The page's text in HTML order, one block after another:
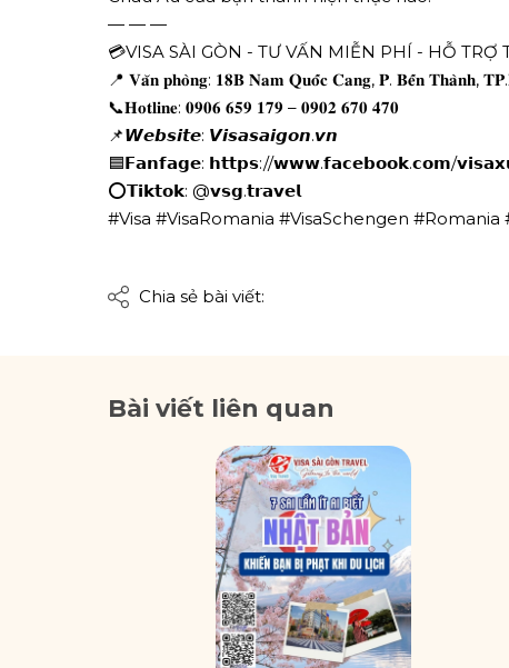
— — —
💳VISA SÀI GÒN - TƯ VẤN MIỄN PHÍ - HỖ TRỢ
📍 𝐕𝐚̆𝐧 𝐩𝐡𝐨̀𝐧𝐠: 𝟏𝟖𝐁 𝐍𝐚𝐦 𝐐𝐮𝐨̂́𝐜 𝐂𝐚𝐧𝐠, 𝐏. 𝐁𝐞̂́𝐧 𝐓𝐡𝐚̀𝐧𝐡,
📞𝐇𝐨𝐭𝐥𝐢𝐧𝐞: 𝟎𝟗𝟎𝟔 𝟔𝟓𝟗 𝟏𝟕𝟗 – 𝟎𝟗𝟎𝟐 𝟔𝟕𝟎 𝟒𝟕𝟎
📌𝙒𝙚𝙗𝙨𝙞𝙩𝙚: 𝙑𝙞𝙨𝙖𝙨𝙖𝙞𝙜𝙤𝙣.𝙫𝙣
🟦𝗙𝗮𝗻𝗳𝗮𝗴𝗲: 𝗵𝘁𝘁𝗽𝘀://𝘄𝘄𝘄.𝗳𝗮𝗰𝗲𝗯𝗼𝗼𝗸.𝗰𝗼𝗺/
⭕𝗧𝗶𝗸𝘁𝗼𝗸: @𝘃𝘀𝗴.𝘁𝗿𝗮𝘃𝗲𝗹
#Visa #VisaRomania #VisaSchengen
Chia sẻ bài viết:
Bài viết liên quan